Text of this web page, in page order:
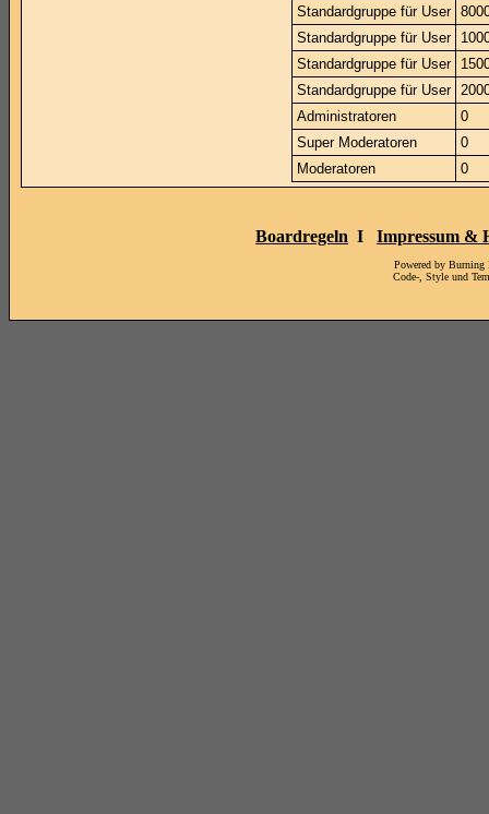
Standardgruppe für User
Standardgruppe für User
Standardgruppe für User
Standardgruppe für User
Administratoren
0
Super Moderatoren
0
Moderatoren
0
Boardregeln I Impressum &
Powered by
Code-, Style und